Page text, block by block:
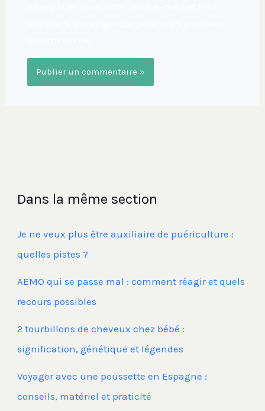
Dans la même section
Je ne veux plus être auxiliaire de puériculture :
quelles pistes ?
AEMO qui se passe mal : comment réagir et quels
recours possibles
2 tourbillons de cheveux chez bébé :
signification, génétique et légendes
Voyager avec une poussette en Espagne :
conseils, matériel et praticité